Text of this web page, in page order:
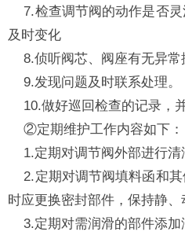
7.检查调节阀的动作是否灵
及时变化
8.侦听阀芯、阀座有无异常
9.发现问题及时联系处理。
10.做好巡回检查的记录，并
②定期维护工作内容如下：
1.定期对调节阀外部进行清
2.定期对调节阀填料函和其
时应更换密封部件，保持静、
3.定期对需润滑的部件添加